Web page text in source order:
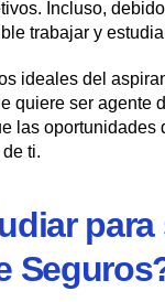
Incluso,
trabajar y
ideales del
quiere ser agente
las oportunidades
ti.
para